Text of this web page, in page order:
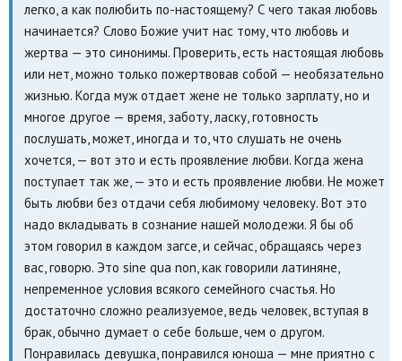
легко, а как полюбить по-настоящему? С чего такая любовь
начинается? Слово Божие учит нас тому, что любовь и
жертва — это синонимы. Проверить, есть настоящая любовь
или нет, можно только пожертвовав собой — необязательно
жизнью. Когда муж отдает жене не только зарплату, но и
многое другое — время, заботу, ласку, готовность
послушать, может, иногда и то, что слушать не очень
хочется, — вот это и есть проявление любви. Когда жена
поступает так же, — это и есть проявление любви. Не может
быть любви без отдачи себя любимому человеку. Вот это
надо вкладывать в сознание нашей молодежи. Я бы об
этом говорил в каждом загсе, и сейчас, обращаясь через
вас, говорю. Это sine qua non, как говорили латиняне,
непременное условия всякого семейного счастья. Но
достаточно сложно реализуемое, ведь человек, вступая в
брак, обычно думает о себе больше, чем о другом.
Понравилась девушка, понравился юноша — мне приятно с